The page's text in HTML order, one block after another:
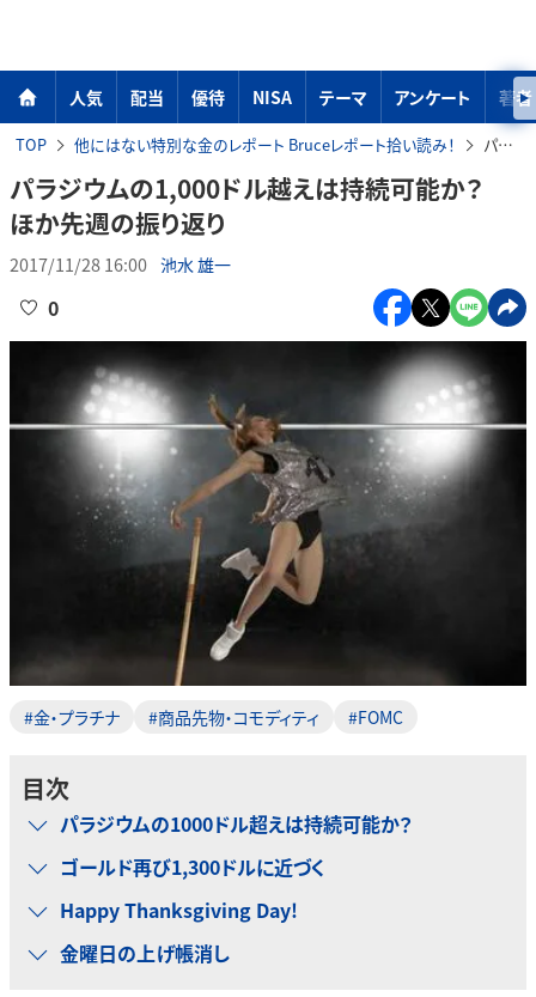
人気 配当 優待 NISA テーマ アンケート 著者
TOP 他にはない特別な金のレポート Bruceレポート拾い読み！ パラジウムの1,000ドル越えは持続可能か？ ほか先週の振り返り
パラジウムの1,000ドル越えは持続可能か？
ほか先週の振り返り
2017/11/28 16:00 池水 雄一
0
#金・プラチナ #商品先物・コモディティ #FOMC
目次
パラジウムの1000ドル超えは持続可能か？
ゴールド再び1,300ドルに近づく
Happy Thanksgiving Day!
金曜日の上げ帳消し